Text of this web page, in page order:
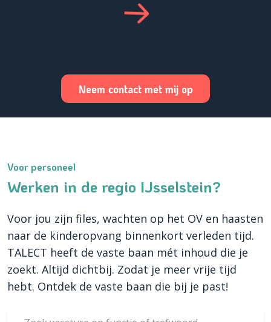
Neem contact met mij op
Voor personeel
Werken in de regio IJsselstein?
Voor jou zijn files, wachten op het OV en haasten
naar de kinderopvang binnenkort verleden tijd.
TALECT heeft de vaste baan mét inhoud die je
zoekt. Altijd dichtbij. Zodat je meer vrije tijd
hebt. Ontdek de vaste baan die bij je past!